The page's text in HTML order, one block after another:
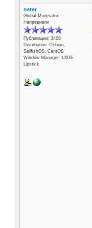
neter
Global Moderator
Напреднали
Публикации: 3408
Distribution: Debian,
SailfishOS, CentOS
Window Manager: LXDE,
Lipstick